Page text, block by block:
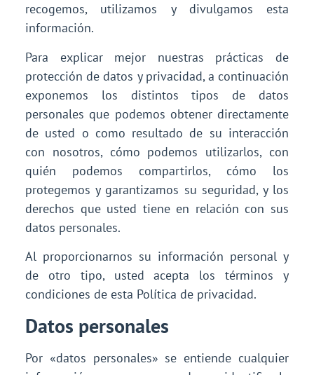
recogemos, utilizamos y divulgamos esta
información.
Para explicar mejor nuestras prácticas de
protección de datos y privacidad, a continuación
exponemos los distintos tipos de datos
personales que podemos obtener directamente
de usted o como resultado de su interacción
con nosotros, cómo podemos utilizarlos, con
quién podemos compartirlos, cómo los
protegemos y garantizamos su seguridad, y los
derechos que usted tiene en relación con sus
datos personales.
Al proporcionarnos su información personal y
de otro tipo, usted acepta los términos y
condiciones de esta Política de privacidad.
Datos personales
Por «datos personales» se entiende cualquier